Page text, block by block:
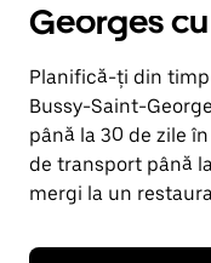
Georges
Planifică-ți din
Bussy-Saint-
până la 30 de zile
de transport până
mergi la un